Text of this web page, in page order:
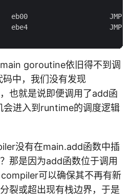
eb00                    JMP
ebe4                    JMP
goroutine依旧得不到调
中，我们没有发现
也就是说即便调用了add函
进入到runtime的调度逻辑
没有在main.add函数中插
那是因为add函数位于调用
可以确保其不再有新
裂或超出现有栈边界，于是